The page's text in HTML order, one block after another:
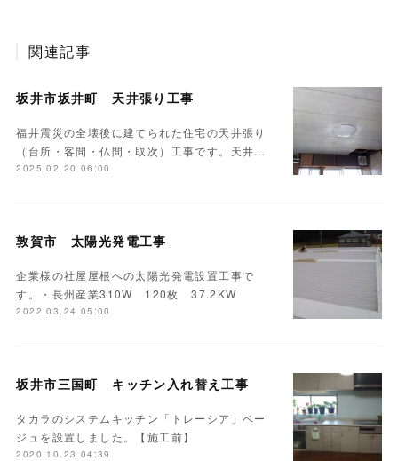
関連記事
坂井市坂井町 天井張り工事
福井震災の全壊後に建てられた住宅の天井張り
（台所・客間・仏間・取次）工事です。天井…
2025.02.20 06:00
敦賀市 太陽光発電工事
企業様の社屋屋根への太陽光発電設置工事で
す。・長州産業310W 120枚 37.2KW
2022.03.24 05:00
坂井市三国町 キッチン入れ替え工事
タカラのシステムキッチン「トレーシア」ベー
ジュを設置しました。【施工前】
2020.10.23 04:39